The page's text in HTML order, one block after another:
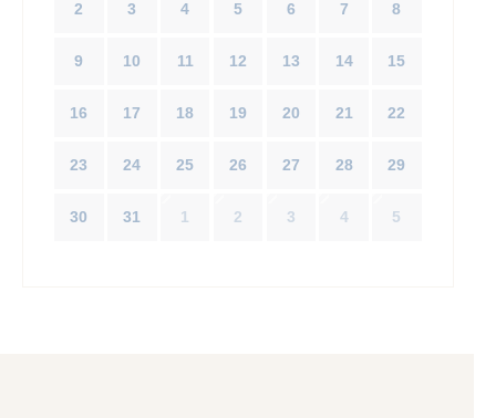
2 3 4 5 6 7 8
9 10 11 12 13 14 15
16 17 18 19 20 21 22
23 24 25 26 27 28 29
30 31 1 2 3 4 5